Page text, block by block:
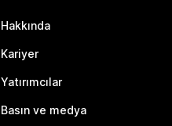
Hakkında
Kariyer
Yatırımcılar
Basın ve medya